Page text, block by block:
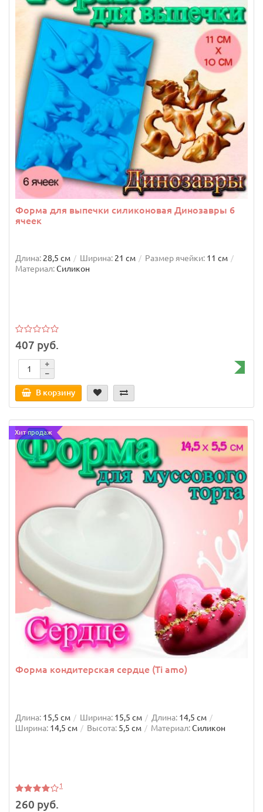
Форма для выпечки силиконовая Динозавры 6
ячеек
Длина: 28,5 см Ширина: 21 см Размер ячейки: 11 см
Материал:Силикон
407 руб.
В корзину
Хит продаж
Форма кондитерская сердце (Ti amo)
Длина: 15,5 см Ширина: 15,5 см Длина: 14,5 см
Ширина: 14,5 см Высота: 5,5 см Материал:Силикон
1
260 руб.